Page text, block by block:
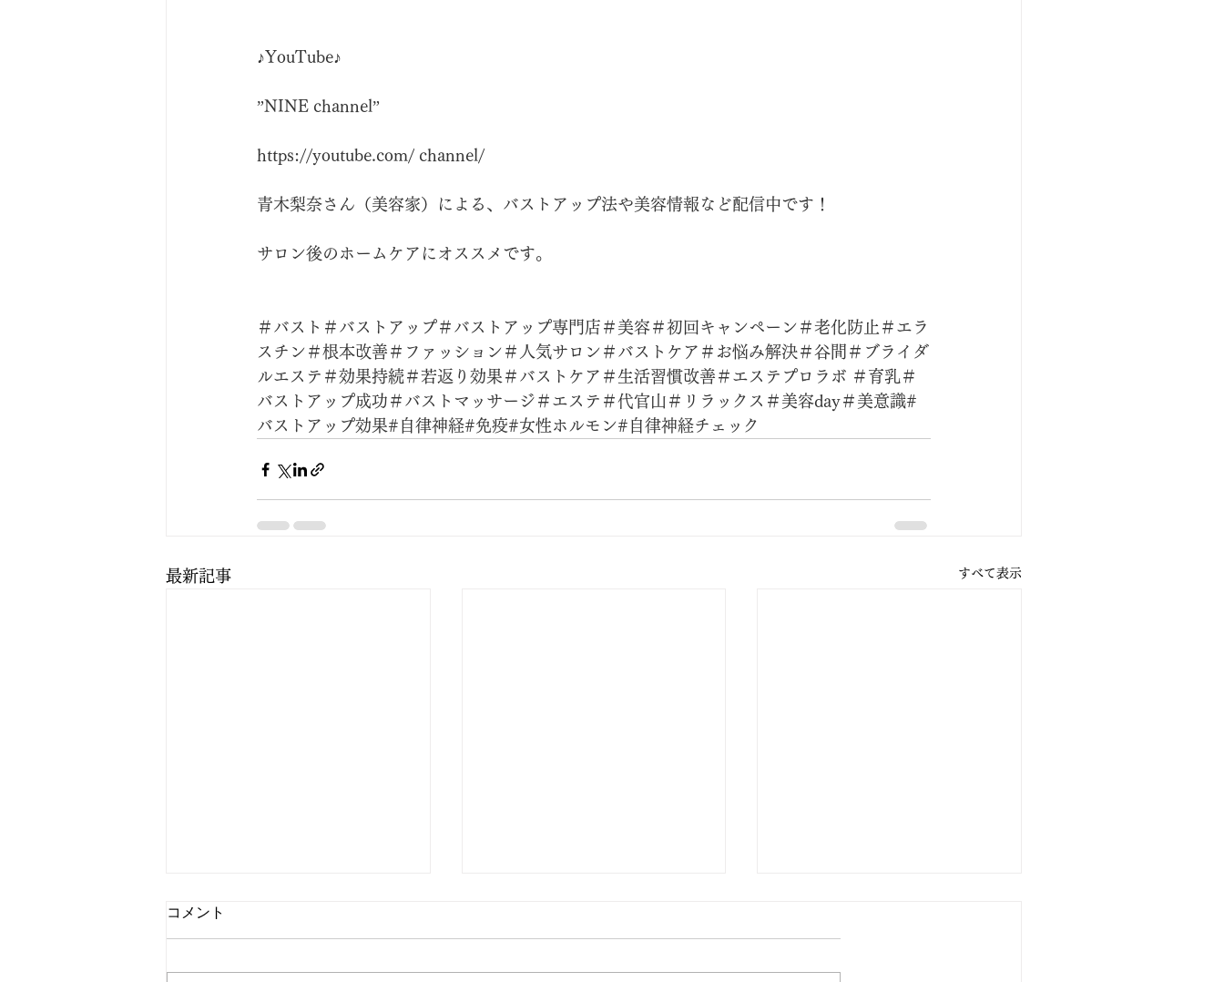
♪YouTube♪
”NINE channel”
https://youtube.com/ channel/
青木梨奈さん（美容家）による、バストアップ法や美容情報など配信中です！
サロン後のホームケアにオススメです。
＃バスト＃バストアップ＃バストアップ専門店＃美容＃初回キャンペーン＃老化防止＃エラ
スチン＃根本改善＃ファッション＃人気サロン＃バストケア＃お悩み解決＃谷間＃ブライダ
ルエステ＃効果持続＃若返り効果＃バストケア＃生活習慣改善＃エステプロラボ ＃育乳＃
バストアップ成功＃バストマッサージ＃エステ＃代官山＃リラックス＃美容day＃美意識#
バストアップ効果#自律神経#免疫#女性ホルモン#自律神経チェック
最新記事 すべて表示
コメント